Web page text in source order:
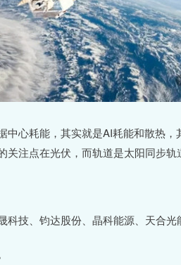
中心耗能，其实就是AI耗能和散热
注点在光伏，而轨道是太阳同步轨
科技、钧达股份、晶科能源、天合